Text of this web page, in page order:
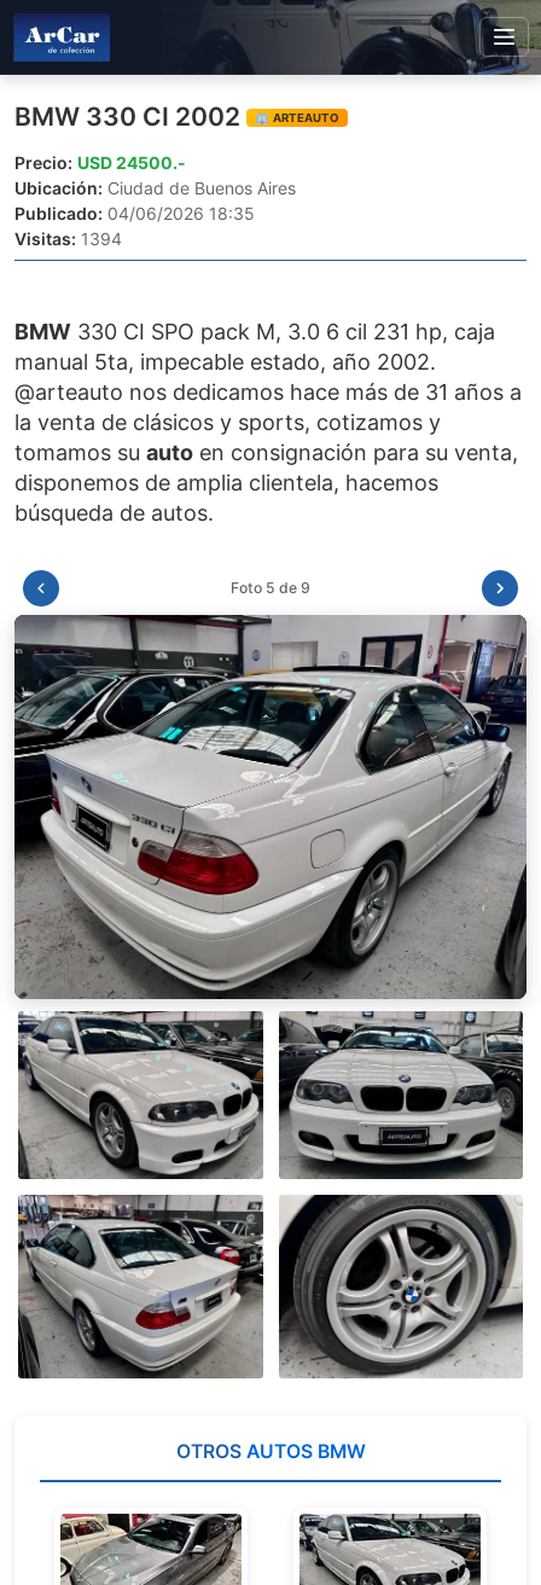
BMW 330 CI 2002 🏢 ARTEAUTO
Precio: USD 24500.-
Ubicación: Ciudad de Buenos Aires
Publicado: 04/06/2026 18:35
Visitas: 1394
BMW 330 CI SPO pack M, 3.0 6 cil 231 hp, caja
manual 5ta, impecable estado, año 2002.
@arteauto nos dedicamos hace más de 31 años a
la venta de clásicos y sports, cotizamos y
tomamos su auto en consignación para su venta,
disponemos de amplia clientela, hacemos
Foto 6 de 9
OTROS AUTOS BMW